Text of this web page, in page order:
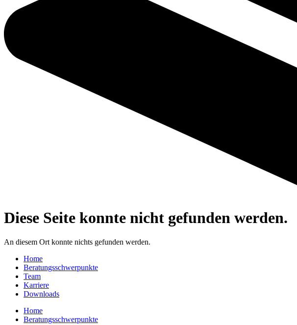
Diese Seite konnte nicht gefunden werden.
An diesem Ort konnte nichts gefunden werden.
Home
Beratungsschwerpunkte
Team
Karriere
Downloads
Home
Beratungsschwerpunkte